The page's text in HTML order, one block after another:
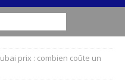
prix : combien coûte un